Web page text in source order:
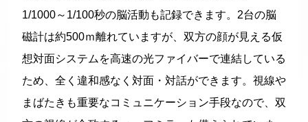
1/1000～1/100秒の脳活動も記録できます。2台の脳
磁計は約500ｍ離れていますが、双方の顔が見える仮
想対面システムを高速の光ファイバーで連結している
ため、全く違和感なく対面・対話ができます。視線や
まばたきも重要なコミュニケーション手段なので、双